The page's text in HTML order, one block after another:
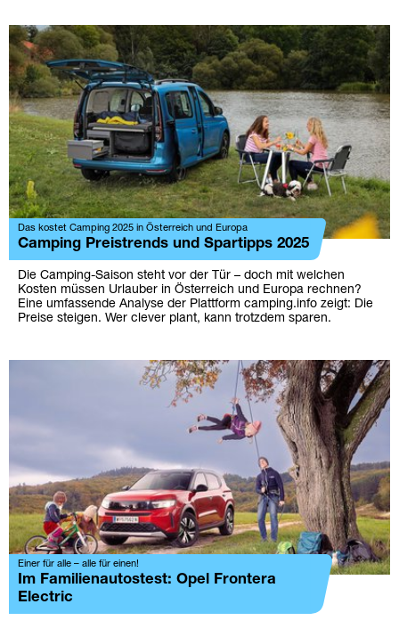
Das kostet Camping 2025 in Österreich und Europa
Camping Preistrends und Spartipps 2025
Die Camping-Saison steht vor der Tür – doch mit welchen
Kosten müssen Urlauber in Österreich und Europa rechnen?
Eine umfassende Analyse der Plattform camping.info zeigt: Die
Preise steigen. Wer clever plant, kann trotzdem sparen.
Einer für alle – alle für einen!
Im Familienautostest: Opel Frontera
Electric